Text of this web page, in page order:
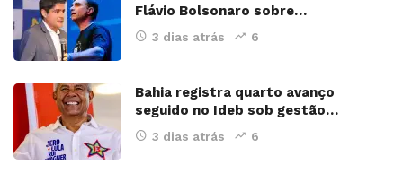
Flávio Bolsonaro sobre…
3 dias atrás 6
Bahia registra quarto avanço
seguido no Ideb sob gestão…
3 dias atrás 6